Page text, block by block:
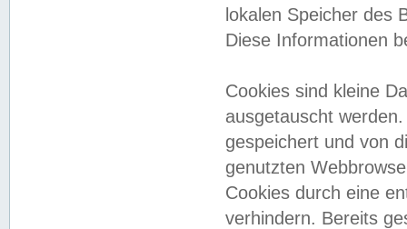
lokalen Speicher des
Diese Informationen
Cookies sind kleine
ausgetauscht
gespeichert und von
genutzten
Cookies durch eine
verhindern. Bereits